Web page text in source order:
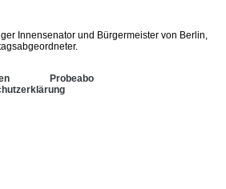
Innensenator und Bürgermeister von Berlin,
Probeabo